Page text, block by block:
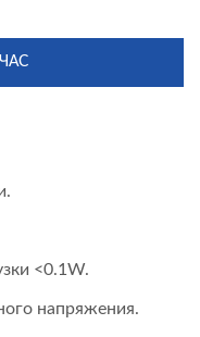
<0.1W.
напряжения.